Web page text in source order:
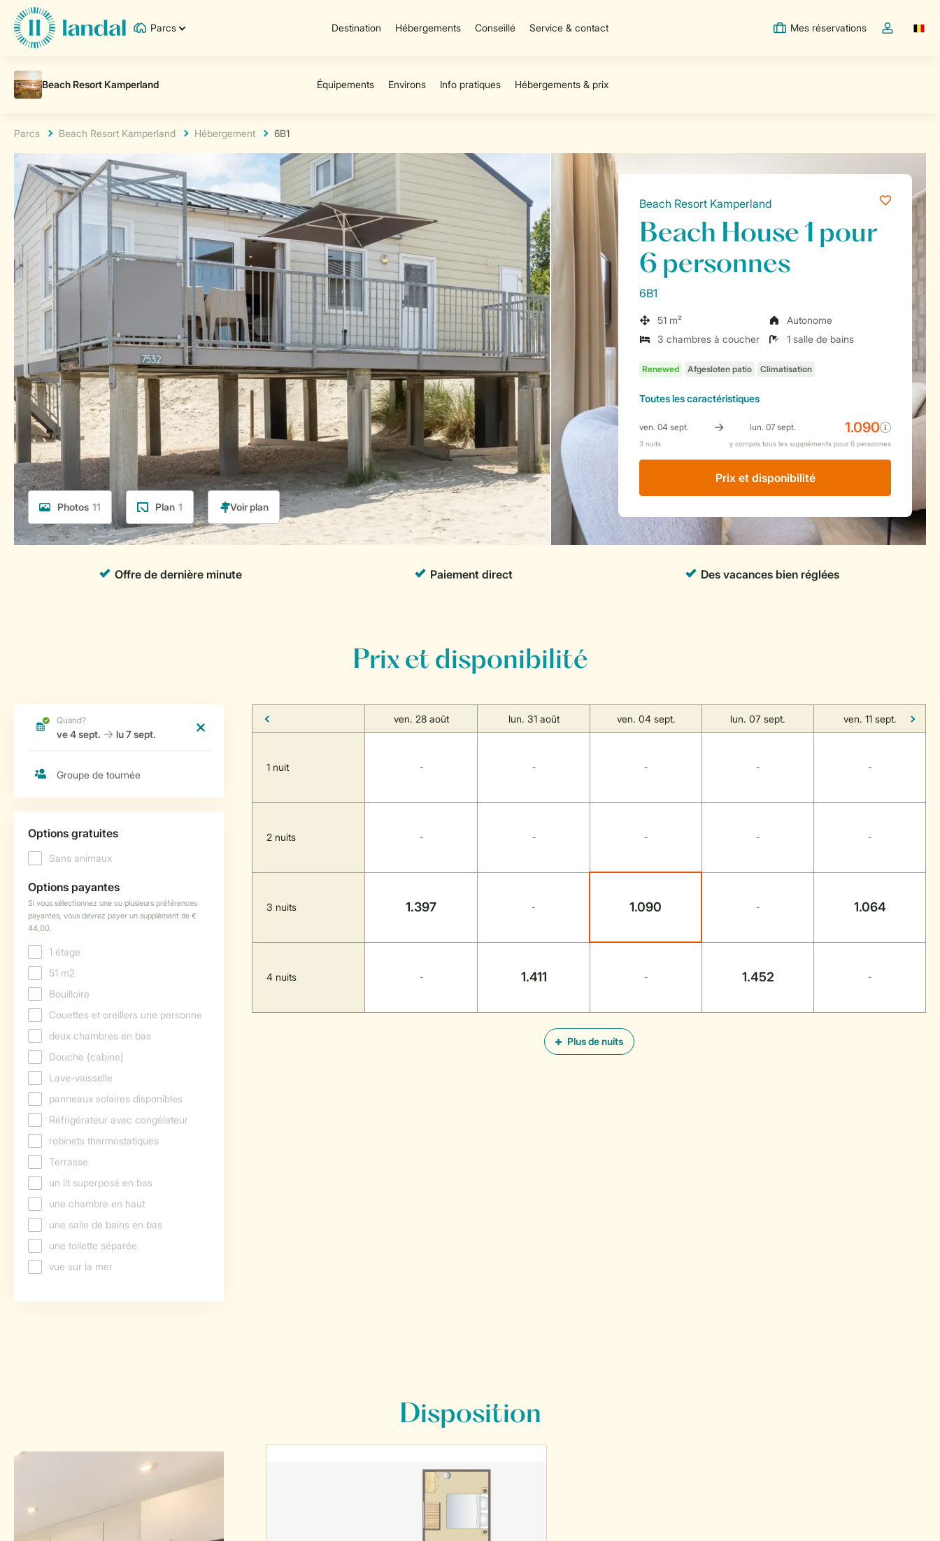
Parcs Destination Hébergements Conseillé Service & contact Mes réservations
Toggle the
Parcs Beach Resort Kamperland Hébergement 6B1
Photos 11 Plan 1
Beach Resort Kamperland
Beach House 1 pour
6 personnes
6B1
51 m²
Autonome
3 chambres à coucher
1 salle de bains
Toutesles caractéristiques
Prix ​​et disponibilité
Prix et disponibilité
Plus de nuits
ven. 28 août lun. 31 août ven. 04 sept. lun. 07 sept. ven. 11 sept.
1 nuit - - - - -
2 nuits - - - - -
3 nuits 1.397 - 1.090 - 1.064
4 nuits - 1.411 - 1.452 -
Disposition